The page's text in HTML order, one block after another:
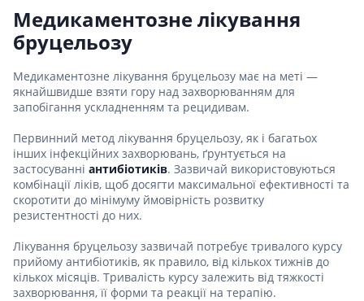
Медикаментозне лікування
бруцельозу
Медикаментозне лікування бруцельозу має на меті —
якнайшвидше взяти гору над захворюванням для
запобігання ускладненням та рецидивам.
Первинний метод лікування бруцельозу, як і багатьох
інших інфекційних захворювань, ґрунтується на
застосуванні антибіотиків. Зазвичай використовуються
комбінації ліків, щоб досягти максимальної ефективності та
скоротити до мінімуму ймовірність розвитку
резистентності до них.
Лікування бруцельозу зазвичай потребує тривалого курсу
прийому антибіотиків, як правило, від кількох тижнів до
кількох місяців. Тривалість курсу залежить від тяжкості
захворювання, її форми та реакції на терапію.